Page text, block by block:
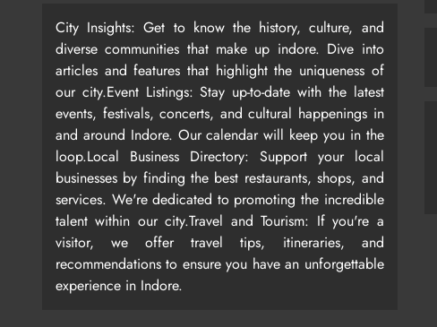
City Insights: Get to know the history, culture, and
diverse communities that make up indore. Dive into
articles and features that highlight the uniqueness of
our city.Event Listings: Stay up-to-date with the latest
events, festivals, concerts, and cultural happenings in
and around Indore. Our calendar will keep you in the
loop.Local Business Directory: Support your local
businesses by finding the best restaurants, shops, and
services. We're dedicated to promoting the incredible
talent within our city.Travel and Tourism: If you're a
visitor, we offer travel tips, itineraries, and
recommendations to ensure you have an unforgettable
experience in Indore.